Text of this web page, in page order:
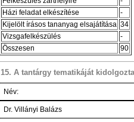
Házi feladat elkészítése
-
Kijelölt írásos tananyag elsajátítása 34
Vizsgafelkészülés
-
Összesen
90
15. A tantárgy tematikáját kidolgozta
Név:
Dr. Villányi Balázs